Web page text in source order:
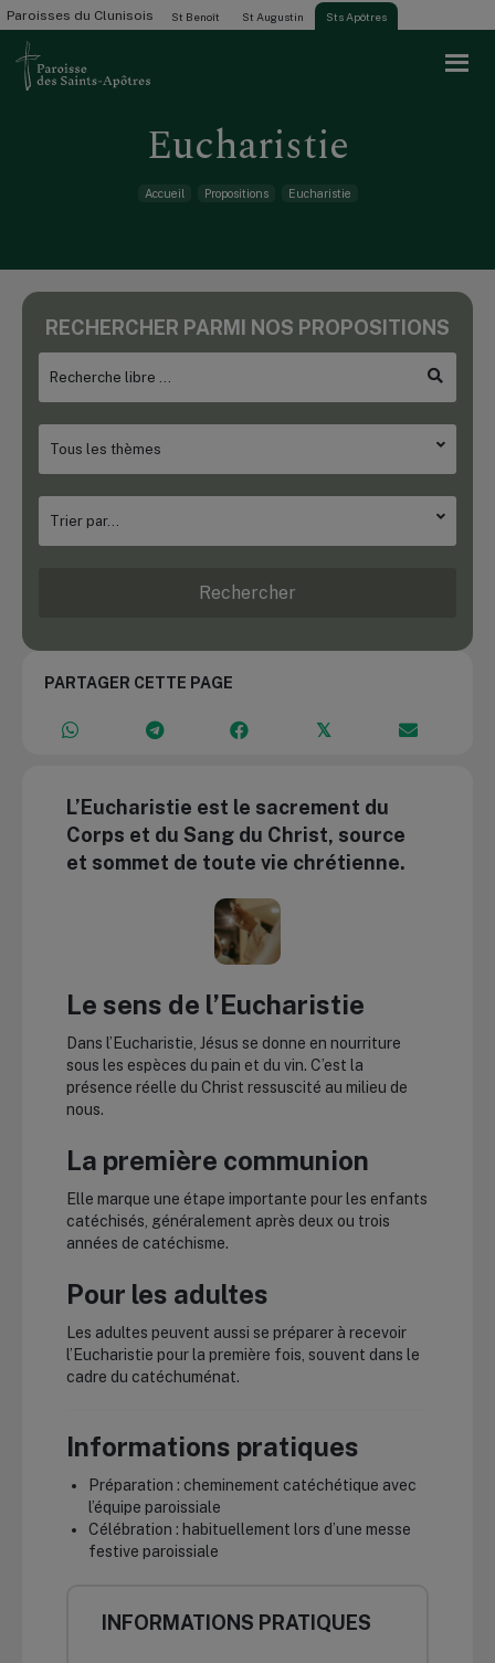
Paroisses du Clunisois St Benoît St Augustin Sts Apôtres
Eucharistie
Accueil Propositions Eucharistie
RECHERCHER PARMI NOS PROPOSITIONS
PARTAGER CETTE PAGE
𝕏
L’Eucharistie est le sacrement du
Corps et du Sang du Christ, source
et sommet de toute vie chrétienne.
Le sens de l’Eucharistie
Dans l’Eucharistie, Jésus se donne en nourriture
sous les espèces du pain et du vin. C’est la
présence réelle du Christ ressuscité au milieu de
nous.
La première communion
Elle marque une étape importante pour les enfants
catéchisés, généralement après deux ou trois
années de catéchisme.
Pour les adultes
Les adultes peuvent aussi se préparer à recevoir
l’Eucharistie pour la première fois, souvent dans le
cadre du catéchuménat.
Informations pratiques
Préparation : cheminement catéchétique avec
l’équipe paroissiale
Célébration : habituellement lors d’une messe
festive paroissiale
INFORMATIONS PRATIQUES